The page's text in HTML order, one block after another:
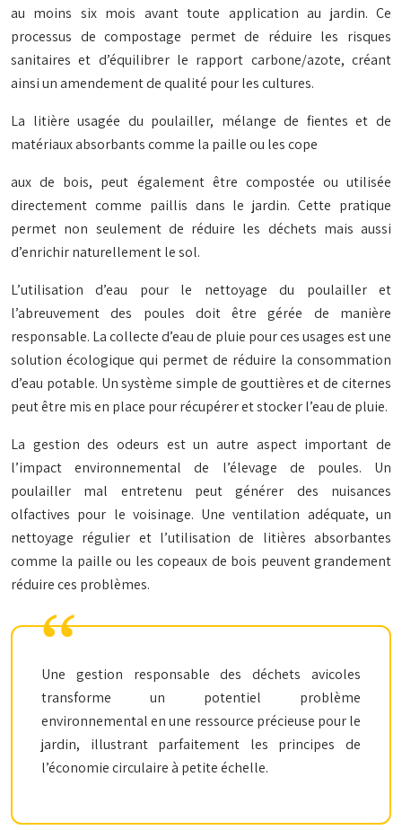
au moins six mois avant toute application au jardin. Ce
processus de compostage permet de réduire les risques
sanitaires et d’équilibrer le rapport carbone/azote, créant
ainsi un amendement de qualité pour les cultures.
La litière usagée du poulailler, mélange de fientes et de
matériaux absorbants comme la paille ou les cope
aux de bois, peut également être compostée ou utilisée
directement comme paillis dans le jardin. Cette pratique
permet non seulement de réduire les déchets mais aussi
d’enrichir naturellement le sol.
L’utilisation d’eau pour le nettoyage du poulailler et
l’abreuvement des poules doit être gérée de manière
responsable. La collecte d’eau de pluie pour ces usages est une
solution écologique qui permet de réduire la consommation
d’eau potable. Un système simple de gouttières et de citernes
peut être mis en place pour récupérer et stocker l’eau de pluie.
La gestion des odeurs est un autre aspect important de
l’impact environnemental de l’élevage de poules. Un
poulailler mal entretenu peut générer des nuisances
olfactives pour le voisinage. Une ventilation adéquate, un
nettoyage régulier et l’utilisation de litières absorbantes
comme la paille ou les copeaux de bois peuvent grandement
réduire ces problèmes.
Une gestion responsable des déchets avicoles
transforme un potentiel problème
environnemental en une ressource précieuse pour le
jardin, illustrant parfaitement les principes de
l’économie circulaire à petite échelle.